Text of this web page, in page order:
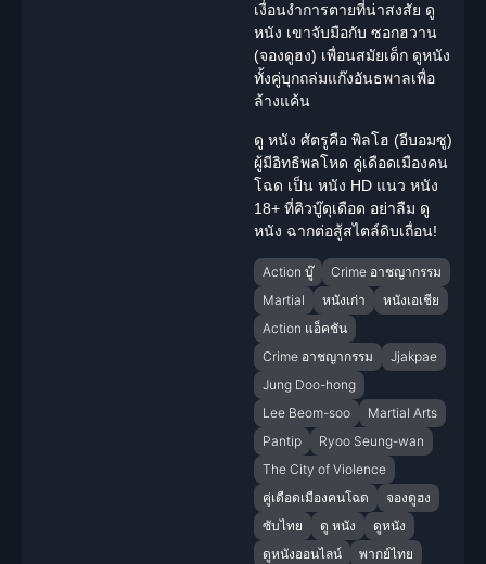
เงื่อนงำการตายที่น่าสงสัย ดู
หนัง เขาจับมือกับ ซอกฮวาน
(จองดูฮง) เพื่อนสมัยเด็ก ดูหนัง
ทั้งคู่บุกถล่มแก๊งอันธพาลเพื่อ
ล้างแค้น
ดู หนัง ศัตรูคือ พิลโฮ (อีบอมซู)
ผู้มีอิทธิพลโหด คู่เดือดเมืองคน
โฉด เป็น หนัง HD แนว หนัง
18+ ที่คิวบู๊ดุเดือด อย่าลืม ดู
หนัง ฉากต่อสู้สไตล์ดิบเถื่อน!
Action บู๊
Crime อาชญากรรม
Martial
หนังเก่า
หนังเอเชีย
Action แอ็คชัน
Crime อาชญากรรม
Jjakpae
Jung Doo-hong
Lee Beom-soo
Martial Arts
Pantip
Ryoo Seung-wan
The City of Violence
คู่เดือดเมืองคนโฉด
จองดูฮง
ซับไทย
ดู หนัง
ดูหนัง
ดูหนังออนไลน์
พากย์ไทย